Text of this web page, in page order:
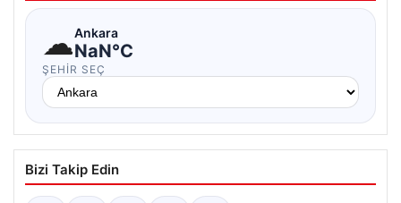
☁Ankara
NaN°C
ŞEHIR SEÇ
Bizi Takip Edin